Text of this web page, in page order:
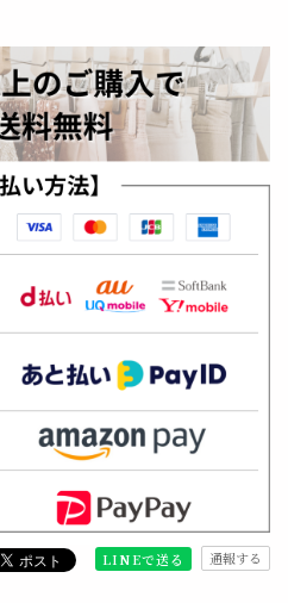
LINEで送る 通報する